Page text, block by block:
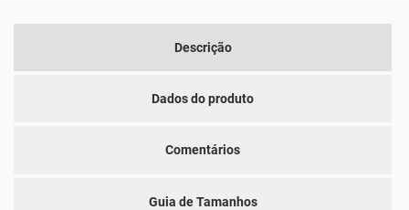
Descrição
Dados do produto
Comentários
Guia de Tamanhos